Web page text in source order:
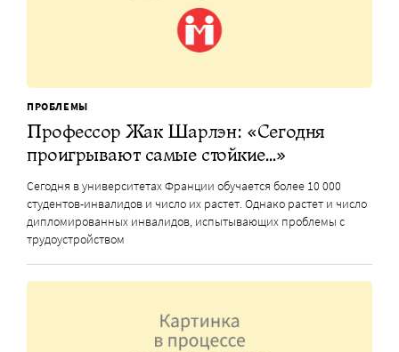
ПРОБЛЕМЫ
Профессор Жак Шарлэн: «Сегодня
проигрывают самые стойкие…»
Сегодня в университетах Франции обучается более 10 000
студентов-инвалидов и число их растет. Однако растет и число
дипломированных инвалидов, испытывающих проблемы с
трудоустройством